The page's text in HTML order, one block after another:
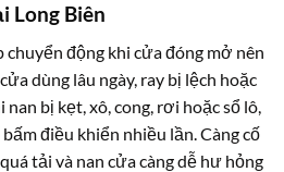
Long Biên
động khi cửa đóng mở nên
dùng lâu ngày, ray bị lệch hoặc
bị kẹt, xô, cong, rơi hoặc sổ lô,
điều khiển nhiều lần. Càng cố
tải và nan cửa càng dễ hư hỏng